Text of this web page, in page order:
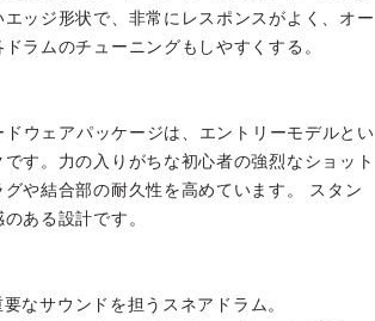
ッジ形状で、非常にレスポンスがよく、オー
ラムのチューニングもしやすくする。
ウェアパッケージは、エントリーモデルとい
す。力の入りがちな初心者の強烈なショット
や結合部の耐久性を高めています。 スタン
ある設計です。
なサウンドを担うスネアドラム。